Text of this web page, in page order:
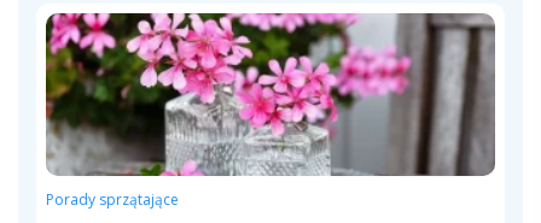
Porady sprzątające